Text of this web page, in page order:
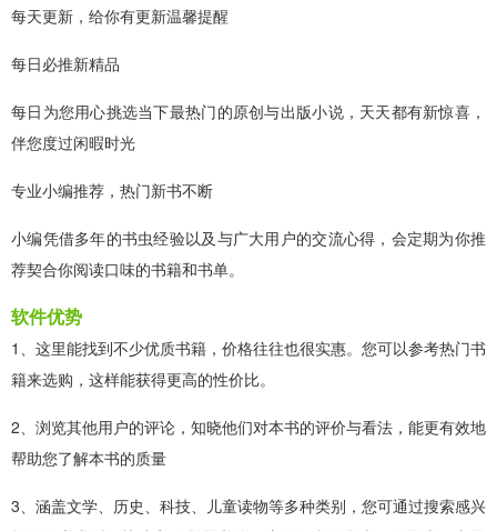
每天更新，给你有更新温馨提醒
每日必推新精品
每日为您用心挑选当下最热门的原创与出版小说，天天都有新惊喜，
伴您度过闲暇时光
专业小编推荐，热门新书不断
小编凭借多年的书虫经验以及与广大用户的交流心得，会定期为你推
荐契合你阅读口味的书籍和书单。
软件优势
1、这里能找到不少优质书籍，价格往往也很实惠。您可以参考热门书
籍来选购，这样能获得更高的性价比。
2、浏览其他用户的评论，知晓他们对本书的评价与看法，能更有效地
帮助您了解本书的质量
3、涵盖文学、历史、科技、儿童读物等多种类别，您可通过搜索感兴